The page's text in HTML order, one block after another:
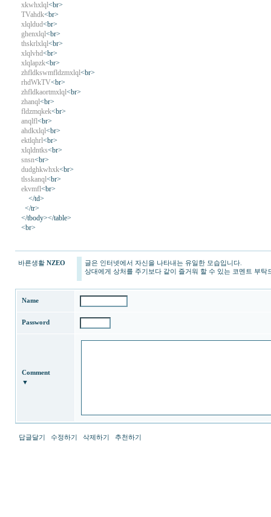
xkwhxlql<br>
TVahdk<br>
xlqldud<br>
ghenxlql<br>
thskrlxlql<br>
xlqlvhd<br>
xlqlapzk<br>
zhfldkswmfldzmxlql<br>
rhdWkTV<br>
zhfldkaortmxlql<br>
zhanql<br>
fldzmqkek<br>
anqlfl<br>
ahdkxlql<br>
ektlqhrl<br>
xlqldntks<br>
snsn<br>
dudghkwhxk<br>
tlsskanql<br>
ekvmfl<br>
</td>
</tr>
</tbody></table>
<br>
24
대
m.xood85.com
gkskdirrnr
m.mrc97.com
럽
poao71
바른생활 NZEO
글은 인터넷에서 자신을 나타내는 유일한 모습입니다.
상대에게 상처를 주기보다 같이 즐거워 할 수 있는 코멘트 부탁
Name
Password
Comment
▼
답글달기 수정하기 삭제하기 추천하기